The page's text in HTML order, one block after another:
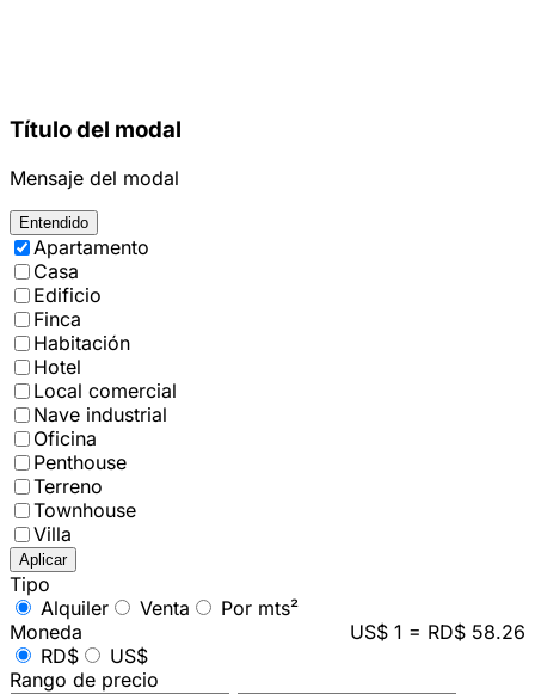
Título del modal
Mensaje del modal
Entendido
Apartamento
Casa
Edificio
Finca
Habitación
Hotel
Local comercial
Nave industrial
Oficina
Penthouse
Terreno
Townhouse
Villa
Aplicar
Tipo
Alquiler
Venta
Por mts²
Moneda
US$ 1 = RD$ 58.26
RD$
US$
Rango de precio